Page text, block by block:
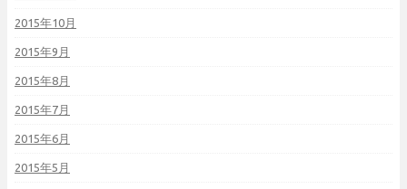
2015年10月
2015年9月
2015年8月
2015年7月
2015年6月
2015年5月